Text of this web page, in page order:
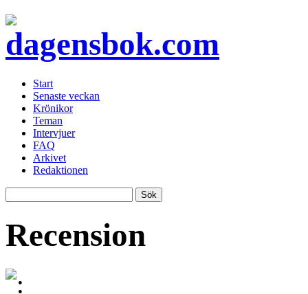
Start
Senaste veckan
Krönikor
Teman
Intervjuer
FAQ
Arkivet
Redaktionen
Recension